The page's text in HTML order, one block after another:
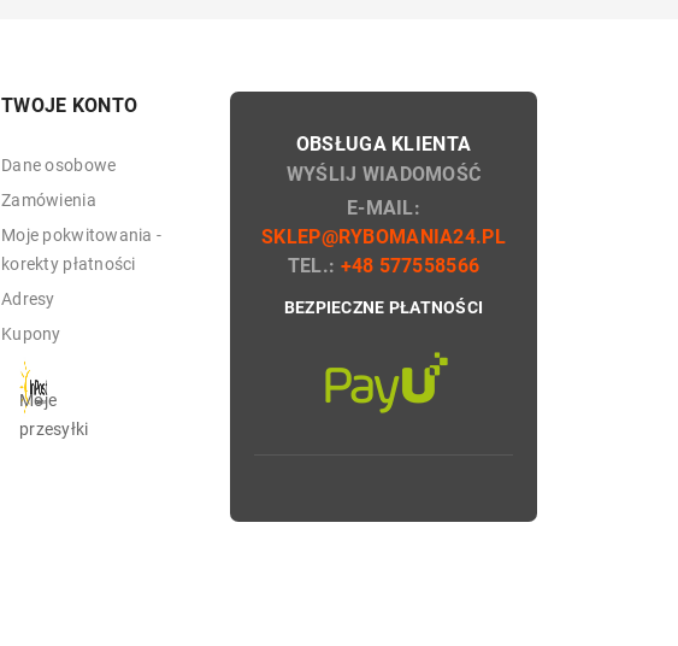
TWOJE KONTO
Dane osobowe
Zamówienia
Moje pokwitowania -
korekty płatności
Adresy
Kupony
Moje
przesyłki
OBSŁUGA KLIENTA
WYŚLIJ WIADOMOŚĆ
E-MAIL:
SKLEP@RYBOMANIA24.PL
TEL.: +48 577558566
BEZPIECZNE PŁATNOŚCI